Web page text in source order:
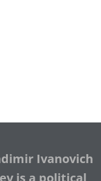
Ivanovich
is a political